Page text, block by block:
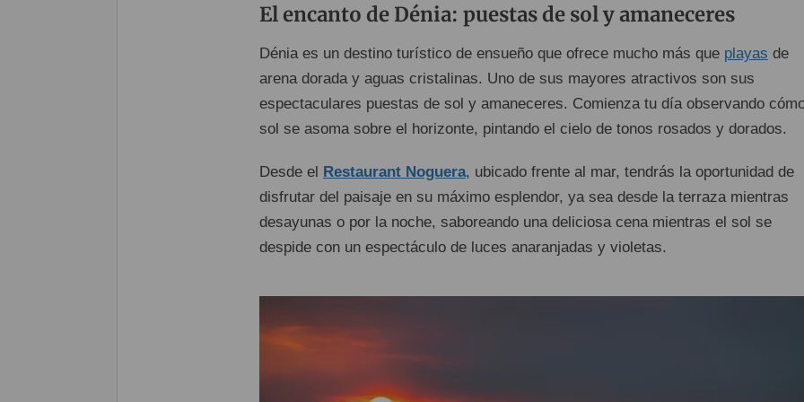
El encanto de Dénia: puestas de sol y amaneceres
Dénia es un destino turístico de ensueño que ofrece mucho más que playas de
arena dorada y aguas cristalinas. Uno de sus mayores atractivos son sus
espectaculares puestas de sol y amaneceres. Comienza tu día observando
sol se asoma sobre el horizonte, pintando el cielo de tonos rosados y dorados.
Desde el Restaurant Noguera, ubicado frente al mar, tendrás la oportunidad de
disfrutar del paisaje en su máximo esplendor, ya sea desde la terraza mientras
desayunas o por la noche, saboreando una deliciosa cena mientras el sol se
despide con un espectáculo de luces anaranjadas y violetas.